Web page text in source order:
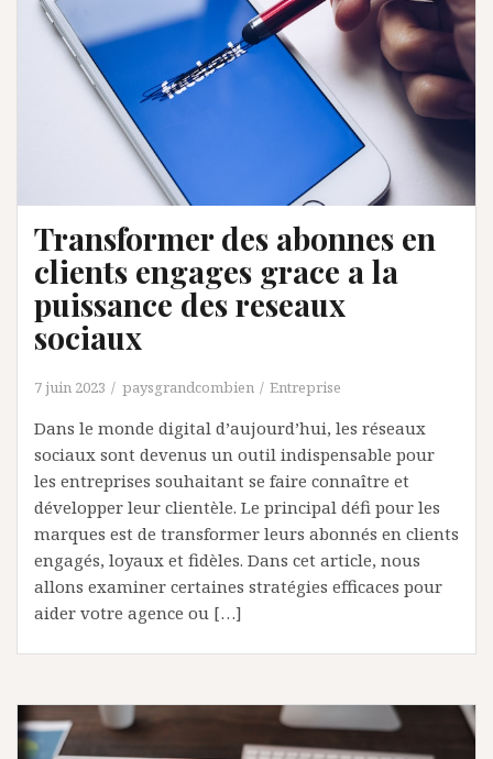
Transformer des abonnes en
clients engages grace a la
puissance des reseaux
sociaux
7 juin 2023 paysgrandcombien Entreprise
Dans le monde digital d’aujourd’hui, les réseaux
sociaux sont devenus un outil indispensable pour
les entreprises souhaitant se faire connaître et
développer leur clientèle. Le principal défi pour les
marques est de transformer leurs abonnés en clients
engagés, loyaux et fidèles. Dans cet article, nous
allons examiner certaines stratégies efficaces pour
aider votre agence ou […]